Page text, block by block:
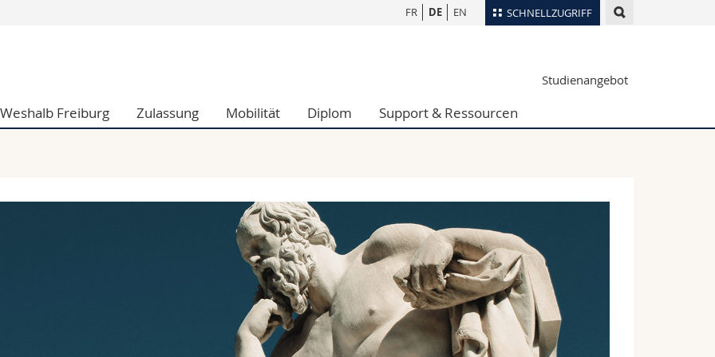
SCHNELLZUGRIFF
Fak.
und Bildungswissenschaften
Medien
Forschende
Webmail
FR DE EN
Studienangebot
Weshalb Freiburg Zulassung Mobilität Diplom Support & Ressourcen